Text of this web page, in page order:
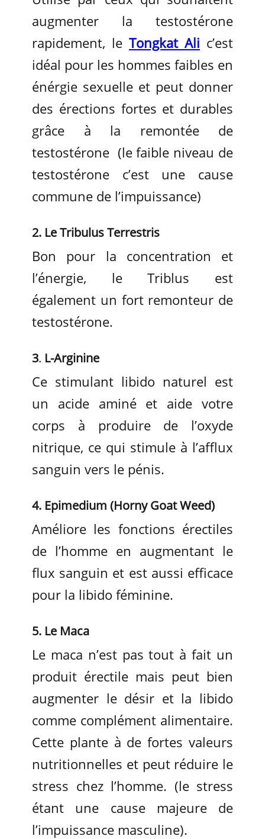
augmenter la testostérone
rapidement, le Tongkat Ali c’est
idéal pour les hommes faibles en
énérgie sexuelle et peut donner
des érections fortes et durables
grâce à la remontée de
testostérone (le faible niveau de
testostérone c’est une cause
commune de l’impuissance)
2. Le Tribulus Terrestris
Bon pour la concentration et
l’énergie, le Triblus est
également un fort remonteur de
testostérone.
3. L-Arginine
Ce stimulant libido naturel est
un acide aminé et aide votre
corps à produire de l’oxyde
nitrique, ce qui stimule à l’afflux
sanguin vers le pénis.
4. Epimedium (Horny Goat Weed)
Améliore les fonctions érectiles
de l’homme en augmentant le
flux sanguin et est aussi efficace
pour la libido féminine.
5. Le Maca
Le maca n’est pas tout à fait un
produit érectile mais peut bien
augmenter le désir et la libido
comme complément alimentaire.
Cette plante à de fortes valeurs
nutritionnelles et peut réduire le
stress chez l’homme. (le stress
étant une cause majeure de
l’impuissance masculine).